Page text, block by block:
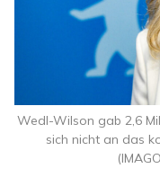
Wedl-Wilson gab 2,6
sich nicht an das